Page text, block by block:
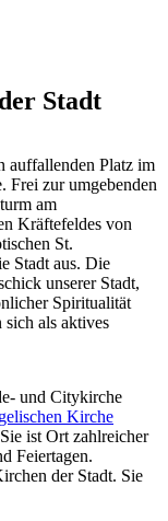
Stadt
auffallenden Platz im
Frei zur umgebenden
am
Kräftefeldes von
St.
Stadt aus. Die
unserer Stadt,
Spiritualität
als aktives
und Citykirche
Kirche
ist Ort zahlreicher
Feiertagen.
der Stadt. Sie